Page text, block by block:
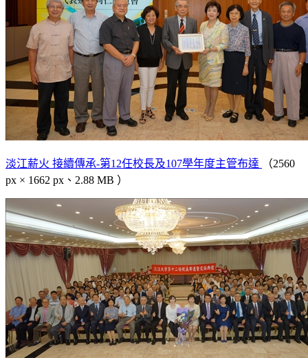
淡江薪火 接續傳承-第12任校長及107學年度主管布達
（2560
px × 1662 px、2.88 MB ）